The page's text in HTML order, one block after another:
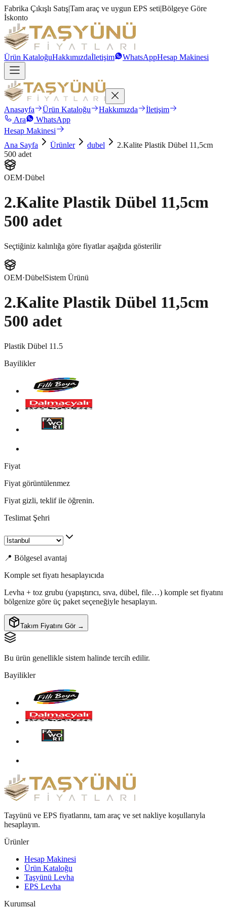
Fabrika Çıkışlı Satış|Tam araç ve uygun EPS seti|Bölgeye Göre
İskonto
Ürün KataloğuHakkımızdaİletişim WhatsAppHesap Makinesi
Anasayfa Ürün Kataloğu Hakkımızda
İletişim
Ara
WhatsApp
Hesap Makinesi
Ana Sayfa
Ürünler dubel
2.Kalite Plastik Dübel 11,5cm
500 adet
OEM·Dübel
2.Kalite Plastik Dübel 11,5cm
500 adet
Seçtiğiniz kalınlığa göre fiyatlar aşağıda gösterilir
OEM·DübelSistem Ürünü
2.Kalite Plastik Dübel 11,5cm
500 adet
Plastik Dübel 11.5
Bayilikler
Fiyat
Fiyat görüntülenmez
Fiyat gizli, teklif ile öğrenin.
Teslimat Şehri
📍 Bölgesel avantaj
Komple set fiyatı hesaplayıcıda
Levha + toz grubu (yapıştırıcı, sıva, dübel, file…) komple set fiyatını
bölgenize göre üç paket seçeneğiyle hesaplayın.
Takım Fiyatını Gör →
Bu ürün genellikle sistem halinde tercih edilir.
Bayilikler
Taşyünü ve EPS fiyatlarını, tam araç ve set nakliye koşullarıyla
hesaplayın.
Ürünler
Hesap Makinesi
Ürün Kataloğu
Taşyünü Levha
EPS Levha
Kurumsal